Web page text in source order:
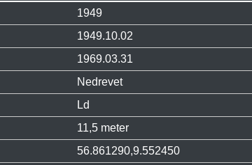
1949
1949.10.02
1969.03.31
Nedrevet
Ld
11,5 meter
56.861290,9.552450